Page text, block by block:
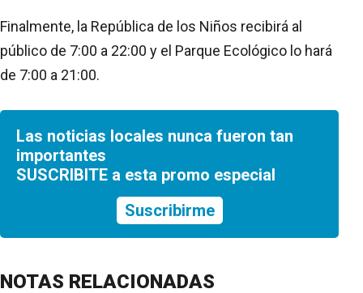
Finalmente, la República de los Niños recibirá al
público de 7:00 a 22:00 y el Parque Ecológico lo hará
de 7:00 a 21:00.
Las noticias locales nunca fueron tan
importantes
SUSCRIBITE a esta promo especial
Suscribirme
NOTAS RELACIONADAS